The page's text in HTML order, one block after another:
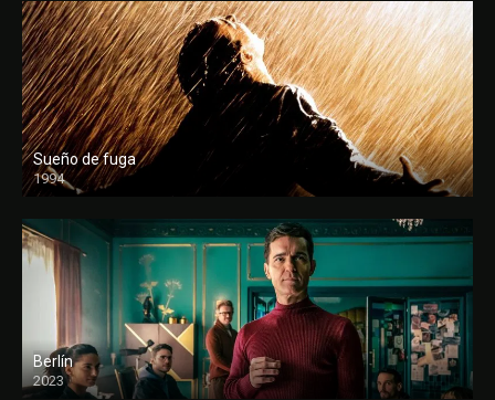
Sueño de fuga
1994
FULL HD
Berlín
2023